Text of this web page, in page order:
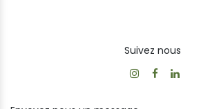
Suivez nous